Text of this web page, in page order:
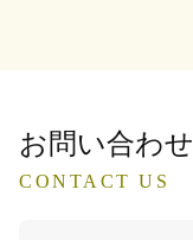
お問い合わせ
CONTACT US